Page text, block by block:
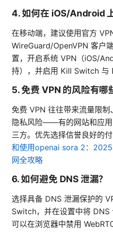
4. 如何在 iOS/Android
在移动端，建议使用官方
WireGuard/OpenVPN 客户
置，开启系统 VPN（iOS/
持），并启用 Kill Switch 与
5. 免费 VPN 的风险有哪
免费 VPN 往往带来流量限
隐私风险——有的网站和应
三方。优先选择信誉良好的付
和使用openai sora 2：
网全攻略
6. 如何避免 DNS 泄漏？
选择具备 DNS 泄漏保护的
Switch，并在设置中将 DNS
可以在浏览器中禁用